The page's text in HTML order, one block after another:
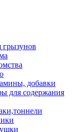
грызунов
добавки
для содержания